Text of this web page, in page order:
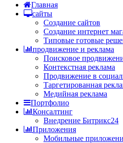
Главная
сайты
Создание сайтов
Создание интернет
Типовые готовые
продвижение и реклама
Поисковое
Контекстная реклама
Продвижение в
Таргетированная
Медийная реклама
Портфолио
Консалтинг
Внедрение Битрикс24
Приложения
Мобильные